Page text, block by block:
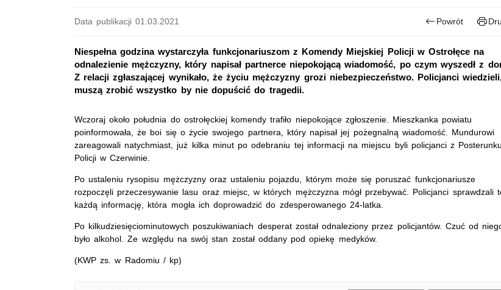
Data publikacji 01.03.2021 Powrót
Niespełna godzina wystarczyła funkcjonariuszom z Komendy Miejskiej Policji w Ostrołęce na
odnalezienie mężczyzny, który napisał partnerce niepokojącą wiadomość, po czym wyszedł z
Z relacji zgłaszającej wynikało, że życiu mężczyzny grozi niebezpieczeństwo. Policjanci
muszą zrobić wszystko by nie dopuścić do tragedii.
Wczoraj około południa do ostrołęckiej komendy trafiło niepokojące zgłoszenie. Mieszkanka powiatu
poinformowała, że boi się o życie swojego partnera, który napisał jej pożegnalną wiadomość. Mundurowi
zareagowali natychmiast, już kilka minut po odebraniu tej informacji na miejscu byli policjanci z Posterunku
Policji w Czerwinie.
Po ustaleniu rysopisu mężczyzny oraz ustaleniu pojazdu, którym może się poruszać funkcjonariusze
rozpoczęli przeczesywanie lasu oraz miejsc, w których mężczyzna mógł przebywać. Policjanci sprawdzali
każdą informację, która mogła ich doprowadzić do zdesperowanego 24-latka.
Po kilkudziesięciominutowych poszukiwaniach desperat został odnaleziony przez policjantów. Czuć od
było alkohol. Ze względu na swój stan został oddany pod opiekę medyków.
(KWP zs. w Radomiu / kp)